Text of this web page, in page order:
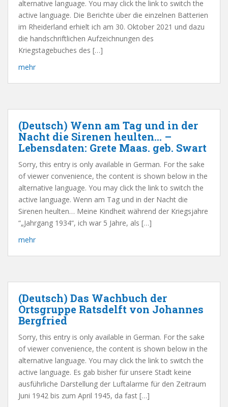
alternative language. You may click the link to switch the
active language. Die Berichte über die einzelnen Batterien
im Rheiderland erhielt ich am 30. Oktober 2021 und dazu
die handschriftlichen Aufzeichnungen des
Kriegstagebuches des […]
mehr
(Deutsch) Wenn am Tag und in der
Nacht die Sirenen heulten… –
Lebensdaten: Grete Maas. geb. Swart
Sorry, this entry is only available in German. For the sake
of viewer convenience, the content is shown below in the
alternative language. You may click the link to switch the
active language. Wenn am Tag und in der Nacht die
Sirenen heulten… Meine Kindheit während der Kriegsjahre
“„Jahrgang 1934“, ich war 5 Jahre, als […]
mehr
(Deutsch) Das Wachbuch der
Ortsgruppe Ratsdelft von Johannes
Bergfried
Sorry, this entry is only available in German. For the sake
of viewer convenience, the content is shown below in the
alternative language. You may click the link to switch the
active language. Es gab bisher für unsere Stadt keine
ausführliche Darstellung der Luftalarme für den Zeitraum
Juni 1942 bis zum April 1945, da fast […]